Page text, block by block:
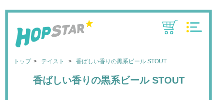
トップ テイスト 香ばしい香りの黒系ビール STOUT
香ばしい香りの黒系ビール STOUT